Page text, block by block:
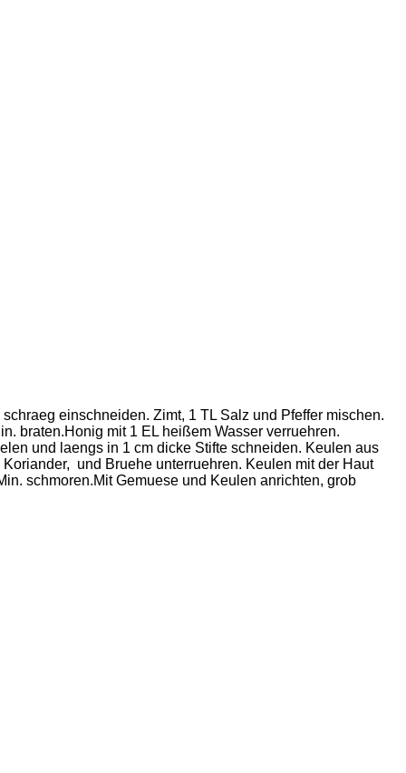
einschneiden. Zimt, 1 TL Salz und Pfeffer mischen.
braten.Honig mit 1 EL heißem Wasser verruehren.
und laengs in 1 cm dicke Stifte schneiden. Keulen aus
und Bruehe unterruehren. Keulen mit der Haut
schmoren.Mit Gemuese und Keulen anrichten, grob